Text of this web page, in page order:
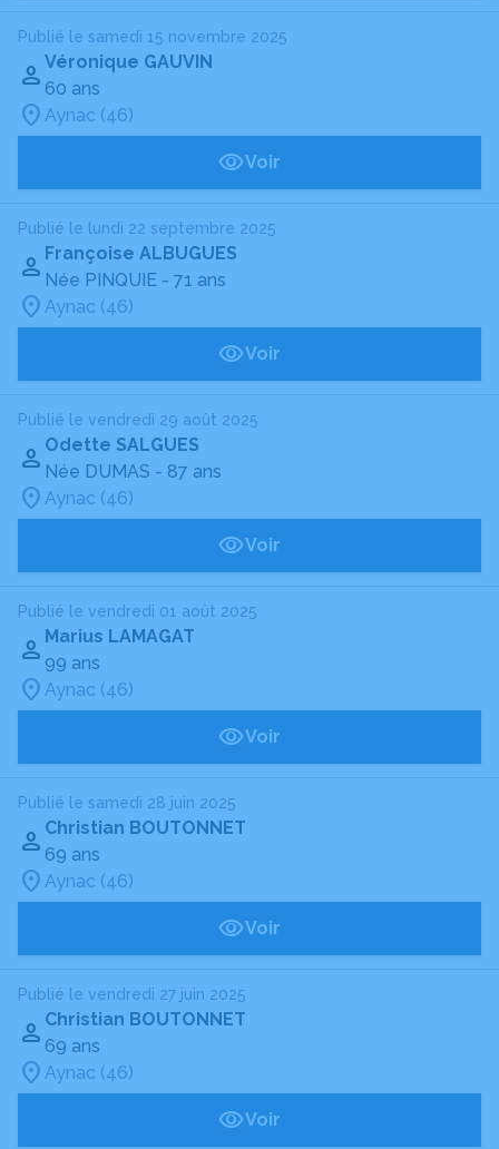
Publié le samedi 15 novembre 2025
Véronique GAUVIN
60 ans
Aynac (46)
Voir
Publié le lundi 22 septembre 2025
Françoise ALBUGUES
Née PINQUIE - 71 ans
Aynac (46)
Voir
Publié le vendredi 29 août 2025
Odette SALGUES
Née DUMAS - 87 ans
Aynac (46)
Voir
Publié le vendredi 01 août 2025
Marius LAMAGAT
99 ans
Aynac (46)
Voir
Publié le samedi 28 juin 2025
Christian BOUTONNET
69 ans
Aynac (46)
Voir
Publié le vendredi 27 juin 2025
Christian BOUTONNET
69 ans
Aynac (46)
Voir